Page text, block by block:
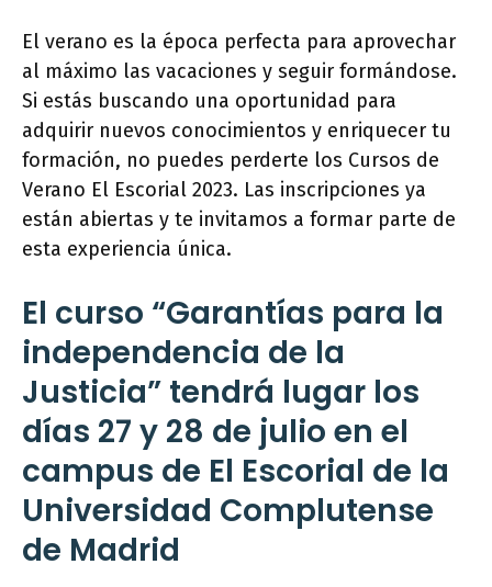
El verano es la época perfecta para aprovechar
al máximo las vacaciones y seguir formándose.
Si estás buscando una oportunidad para
adquirir nuevos conocimientos y enriquecer tu
formación, no puedes perderte los Cursos de
Verano El Escorial 2023. Las inscripciones ya
están abiertas y te invitamos a formar parte de
esta experiencia única.
El curso “Garantías para la
independencia de la
Justicia” tendrá lugar los
días 27 y 28 de julio en el
campus de El Escorial de la
Universidad Complutense
de Madrid